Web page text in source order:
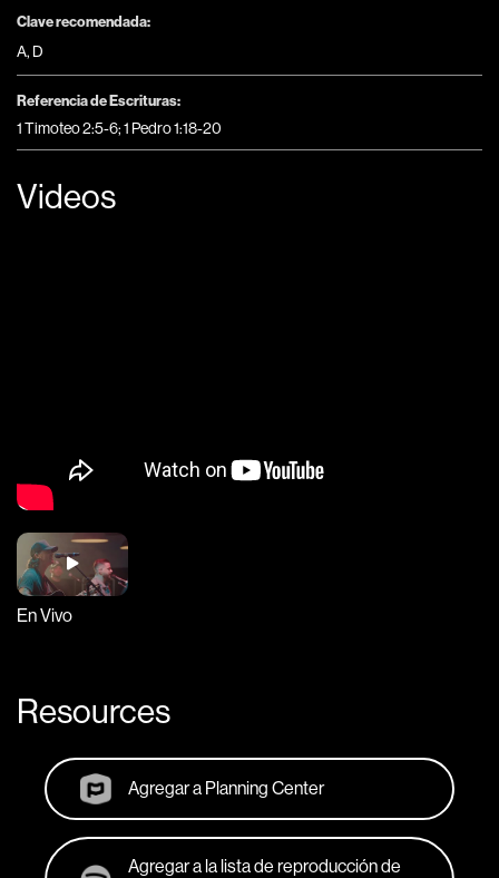
Clave recomendada:
A, D
Referencia de Escrituras:
1 Timoteo 2:5-6; 1 Pedro 1:18-20
Videos
En Vivo
Resources
Agregar a Planning Center
Agregar a la lista de reproducción de